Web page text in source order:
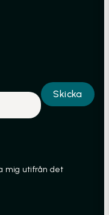
Skicka
mig utifrån det